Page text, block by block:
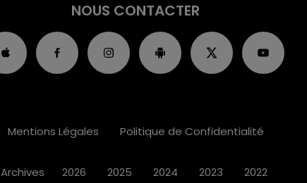
NOUS CONTACTER
Mentions Légales Politique de Confidentialité
Archives 2026 2025 2024 2023 2022